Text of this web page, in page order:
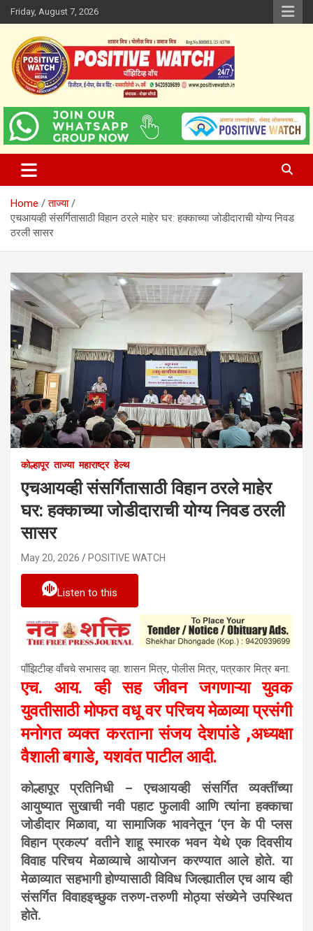
Skip
to
content
Friday, August 7, 2026
Positive Watch
www.positivewatch.in
Home
ताज्या
एचआयव्ही संसर्गितासाठी विहान ठरले माहेर घर: हक्काच्या जोडीदाराची योग्य निवड
ठरली सासर
कोल्हापूर ताज्या महाराष्ट्र हेल्थ
एचआयव्ही संसर्गितासाठी विहान ठरले माहेर
घर: हक्काच्या जोडीदाराची योग्य निवड ठरली
सासर
May 20, 2026 POSITIVE WATCH
Listen to this
पाँझिटीव्ह वाँचचे सभासद व्हा. शासन मित्र, पाेलीस मित्र, पत्रकार मित्र बना.
एच. आय. व्ही सह जीवन जगणाऱ्या युवक
युवतीसाठी मोफत वधू वर परिचय मेळाव्या प्रसंगी
मनोगत व्यक्त करताना संजय देशपांडे ,अध्यक्षा
वैशाली बगाडे, यशवंत पाटील आदी.
कोल्हापूर प्रतिनिधी – एचआयव्ही संसर्गित व्यक्तींच्या
आयुष्यात सुखाची नवी पहाट फुलावी आणि त्यांना हक्काचा
जोडीदार मिळावा, या सामाजिक भावनेतून ‘एन के पी प्लस
विहान प्रकल्प’ वतीने शाहू स्मारक भवन येथे एक दिवसीय
विवाह परिचय मेळाव्याचे आयोजन करण्यात आले होते. या
मेळाव्यात सहभागी होण्यासाठी विविध जिल्ह्यातील एच आय व्ही
संसर्गित विवाहइच्छुक तरुण-तरुणी मोठ्या संख्येने उपस्थित
होते.